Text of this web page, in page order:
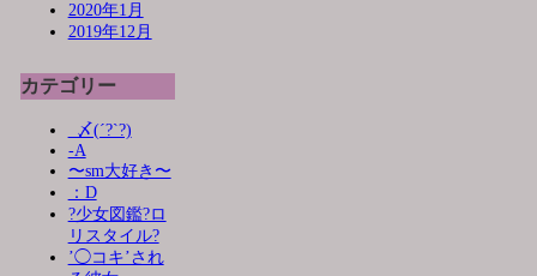
2020年1月
2019年12月
カテゴリー
_〆(´?`?)
-A
〜sm大好き〜
：D
?少女図鑑?ロ
リスタイル?
’◯コキ’され